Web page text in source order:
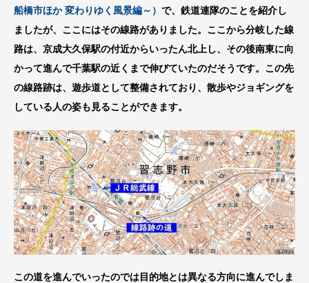
船橋市ほか 変わりゆく風景編～） で、鉄道連隊のことを紹介し
ましたが、ここにはその線路がありました。ここから分岐した線
路は、京成大久保駅の付近からいったん北上し、その後南東に向
かって進んで千葉駅の近くまで伸びていたのだそうです。この先
の線路跡は、遊歩道として整備されており、散歩やジョギングを
している人の姿も見ることができます。
この道を進んでいったのでは目的地とは異なる方向に進んでしま